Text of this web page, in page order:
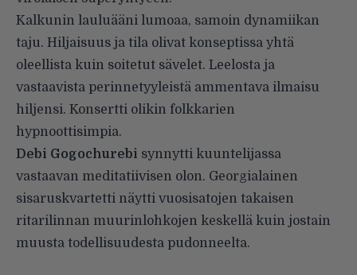
Kalkunin lauluääni lumoaa, samoin dynamiikan
taju. Hiljaisuus ja tila olivat konseptissa yhtä
oleellista kuin soitetut sävelet. Leelosta ja
vastaavista perinnetyyleistä ammentava ilmaisu
hiljensi. Konsertti olikin folkkarien
hypnoottisimpia.
Debi Gogochurebi synnytti kuuntelijassa
vastaavan meditatiivisen olon. Georgialainen
sisaruskvartetti näytti vuosisatojen takaisen
ritarilinnan muurinlohkojen keskellä kuin jostain
muusta todellisuudesta pudonneelta.